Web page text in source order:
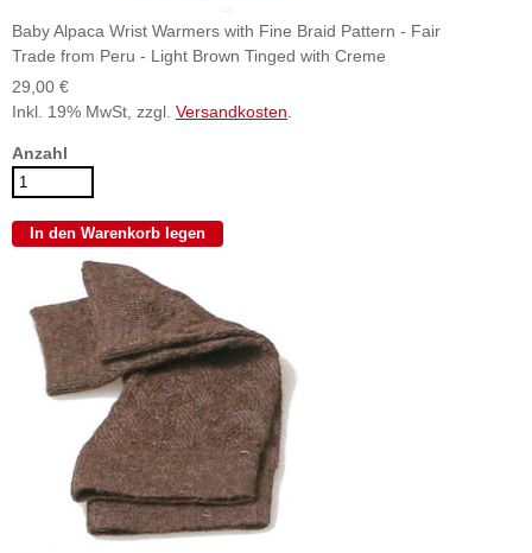
Baby Alpaca Wrist Warmers with Fine Braid Pattern - Fair
Trade from Peru - Light Brown Tinged with Creme
29,00 €
Inkl. 19% MwSt, zzgl. Versandkosten
Anzahl